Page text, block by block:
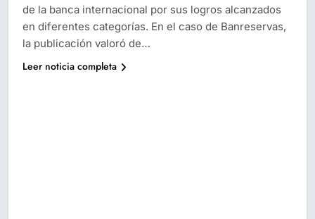
de la banca internacional por sus logros alcanzados
en diferentes categorías. En el caso de Banreservas,
la publicación valoró de…
Leer noticia completa